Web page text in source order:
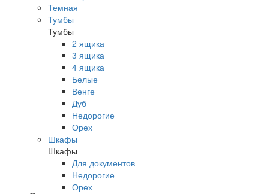
Темная
Тумбы
Тумбы
2 ящика
3 ящика
4 ящика
Белые
Венге
Дуб
Недорогие
Орех
Шкафы
Шкафы
Для документов
Недорогие
Орех